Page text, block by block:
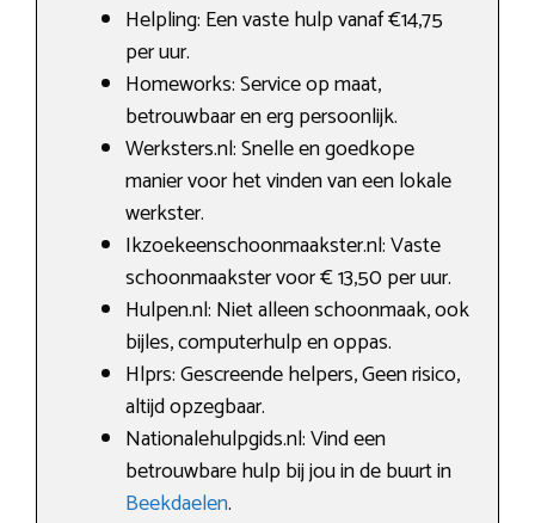
Helpling: Een vaste hulp vanaf €14,75
per uur.
Homeworks: Service op maat,
betrouwbaar en erg persoonlijk.
Werksters.nl: Snelle en goedkope
manier voor het vinden van een lokale
werkster.
Ikzoekeenschoonmaakster.nl: Vaste
schoonmaakster voor € 13,50 per uur.
Hulpen.nl: Niet alleen schoonmaak, ook
bijles, computerhulp en oppas.
Hlprs: Gescreende helpers, Geen risico,
altijd opzegbaar.
Nationalehulpgids.nl: Vind een
betrouwbare hulp bij jou in de buurt in
Beekdaelen.